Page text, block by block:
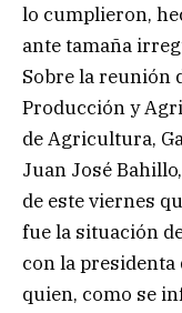
lo cumplieron,
ante tamaña
Sobre la reunión
Producción y
de Agricultura,
Juan José
de este viernes
fue la situación
con la presidenta
quien, como se